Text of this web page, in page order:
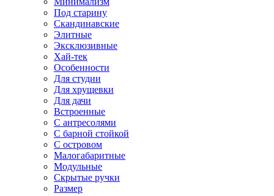
Под старину
Скандинавские
Элитные
Эксклюзивные
Хай-тек
Особенности
Для студии
Для хрущевки
Для дачи
Встроенные
С антресолями
С барной стойкой
С островом
Малогабаритные
Модульные
Скрытые ручки
Размер